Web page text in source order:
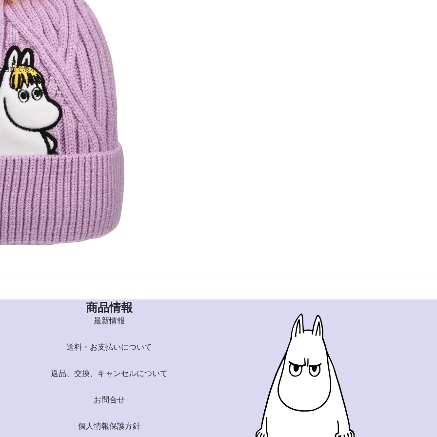
画面で表示
商品情報
最新情報
送料・お支払いについて
返品、交換、キャンセルについて
お問合せ
個人情報保護方針